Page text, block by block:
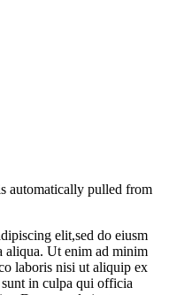
automatically pulled from
elit,sed do eiusm
aliqua. Ut enim ad minim
laboris nisi ut aliquip ex
in culpa qui officia